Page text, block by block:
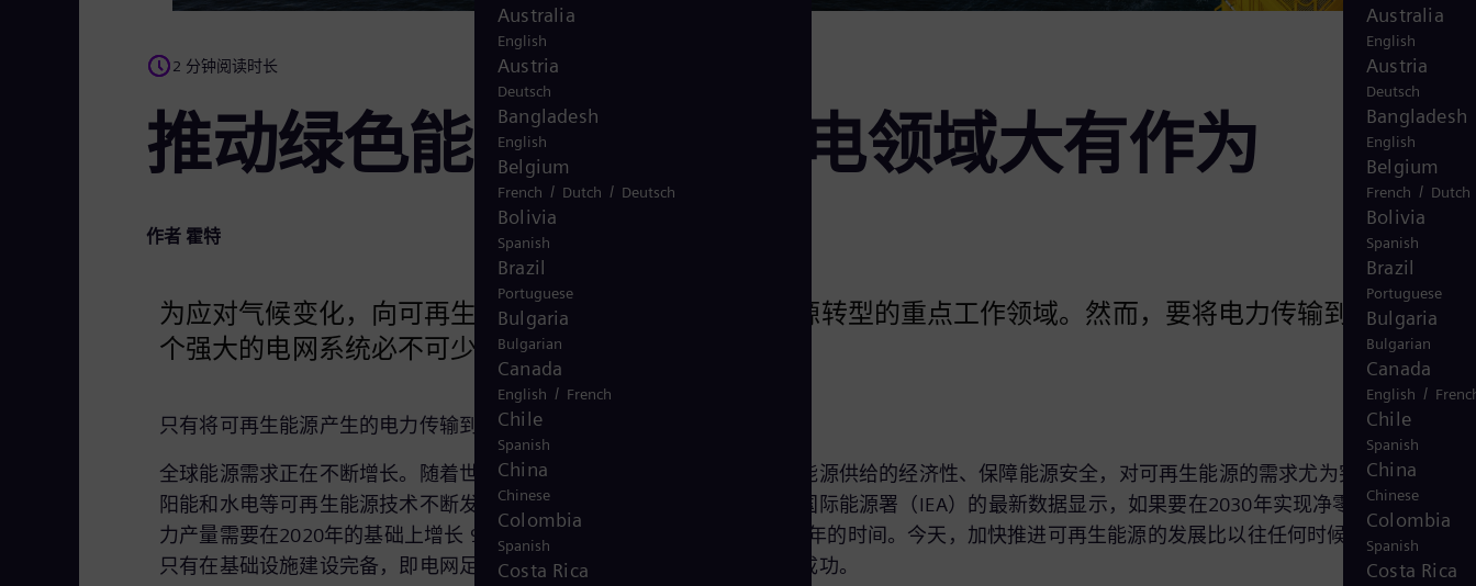
Australia
English
Austria
Deutsch
Bangladesh
English
Belgium
French / Dutch
Bolivia
Spanish
Brazil
Portuguese
Bulgaria
Bulgarian
Canada
English /
Chile
Spanish
China
Chinese
Colombia
Spanish
Costa Rica
2 分钟阅读时长
推动绿色能源转型，输电领域大有作为
作者 霍特
为应对气候变化，向可再生能源的过渡正在成为全球能源转型的重点工作领域。然而，要将电力传输到需求侧，
个强大的电网系统必不可少，否则净零排放将无法实现。
只有将可再生能源产生的电力传输到千家万户，才能实现减排目标。
全球能源需求正在不断增长。随着世界各国各地区努力减少碳足迹、提升能源供给的经济性、保障能源安全，对可再生能源的需求尤为突出。风能、
阳能和水电等可再生能源技术不断发展，为家庭、企业和社会提供电力。国际能源署（IEA）的最新数据显示，如果要在2030年实现净零排放，全球电
力产量需要在2020年的基础上增长 92%；而距离这一目标的实现只剩下七年的时间。今天，加快推进可再生能源的发展比以往任何时候都更为重要，
只有在基础设施建设完备，即电网足够强大的情况下，能源转型才能取得成功。
Australia
English
Austria
Deutsch
Bangladesh
English
Belgium
French / Dutch / Deutsch
Bolivia
Spanish
Brazil
Portuguese
Bulgaria
Bulgarian
Canada
English / French
Chile
Spanish
China
Chinese
Colombia
Spanish
Costa Rica